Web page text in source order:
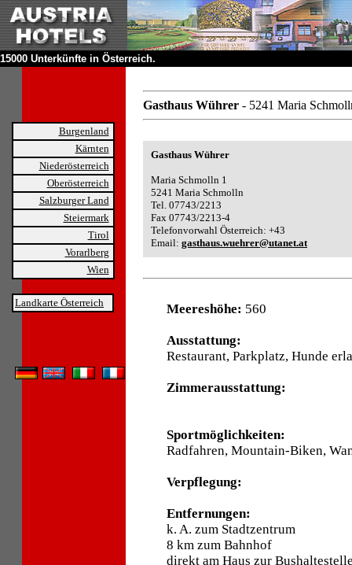
15000 Unterkünfte in Österreich.
Burgenland
Kärnten
Niederösterreich
Oberösterreich
Salzburger Land
Steiermark
Tirol
Vorarlberg
Wien
Landkarte Österreich
Gasthaus Wührer - 5241 Maria
Gasthaus Wührer
Maria Schmolln 1
5241 Maria Schmolln
Tel. 07743/2213
Fax 07743/2213-4
Telefonvorwahl Österreich: +43
Email: gasthaus.wuehrer@utanet.at
Meereshöhe: 560
Ausstattung:
Restaurant, Parkplatz, Hunde
Zimmerausstattung:
Sportmöglichkeiten:
Radfahren, Mountain-Biken,
Verpflegung:
Entfernungen:
k. A. zum Stadtzentrum
8 km zum Bahnhof
direkt am Haus zur